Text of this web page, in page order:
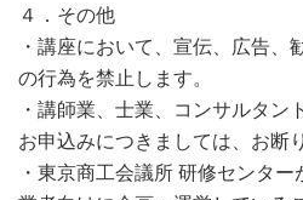
４．その他
・講座において、宣伝、広告、
の行為を禁止します。
・講師業、士業、コンサルタン
お申込みにつきましては、お断
・東京商工会議所 研修センタ